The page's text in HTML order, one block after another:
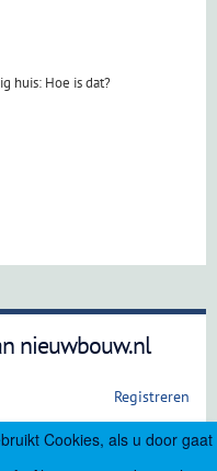
Cookies, als u door gaat
huis: Hoe is dat?
nieuwbouw.nl
Registreren